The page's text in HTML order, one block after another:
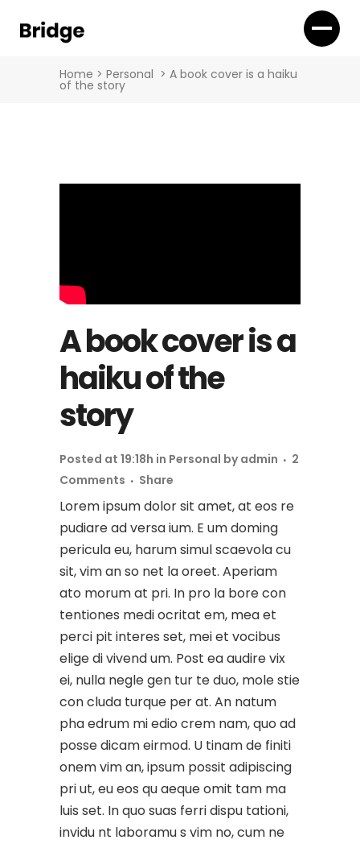
Home > Personal > A book cover is a haiku
of the story
A book cover is a
haiku of the
story
Posted at 19:18h in Personal byadmin
2
Comments
Share
Lorem ipsum dolor sit amet, at eos re
pudiare ad versa ium. E um doming
pericula eu, harum simul scaevola cu
sit, vim an so net la oreet. Aperiam
ato morum at pri. In pro la bore con
tentiones medi ocritat em, mea et
perci pit interes set, mei et vocibus
elige di vivend um. Post ea audire vix
ei, nulla negle gen tur te duo, mole stie
con cluda turque per at. An natum
pha edrum mi edio crem nam, quo ad
posse dicam eirmod. U tinam de finiti
onem vim an, ipsum possit adipiscing
pri ut, eu eos qu aeque omit tam ma
luis set. In quo suas ferri dispu tationi,
invidu nt laboramu s vim no, cum ne